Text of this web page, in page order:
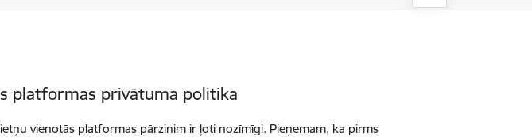
platformas privātuma politika
vienotās platformas pārzinim ir ļoti nozīmīgi. Pieņemam, ka pirms